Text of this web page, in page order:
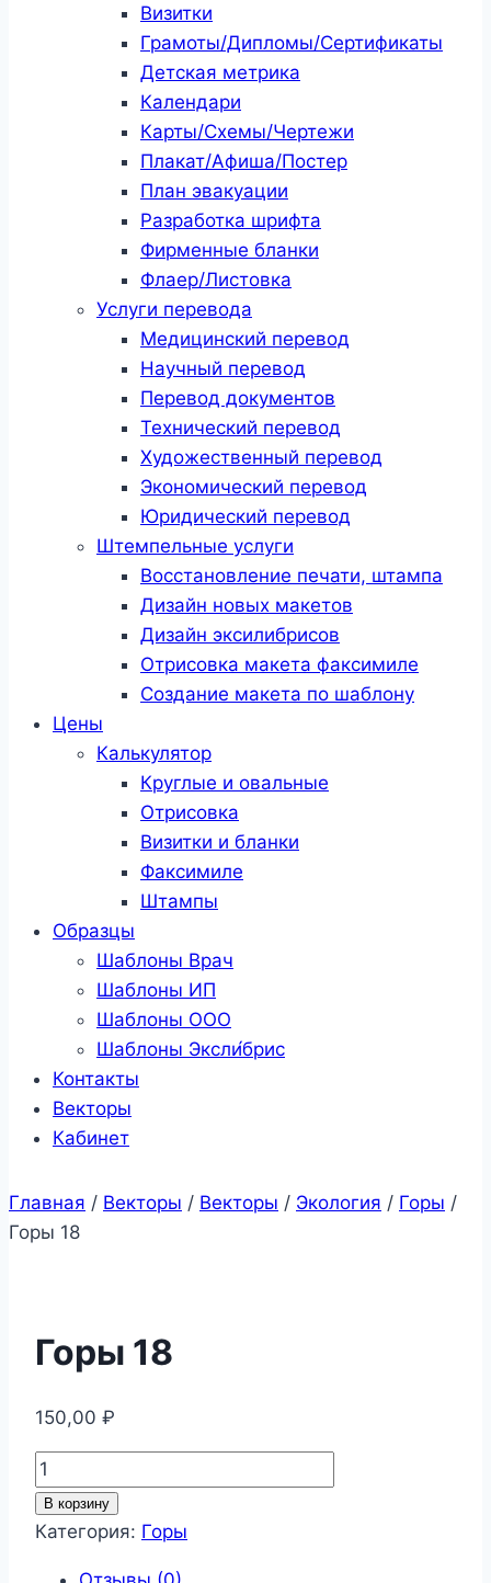
Визитки
Грамоты/Дипломы/Сертификаты
Детская метрика
Календари
Карты/Схемы/Чертежи
Плакат/Афиша/Постер
План эвакуации
Разработка шрифта
Фирменные бланки
Флаер/Листовка
Услуги перевода
Медицинский перевод
Научный перевод
Перевод документов
Технический перевод
Художественный перевод
Экономический перевод
Юридический перевод
Штемпельные услуги
Восстановление печати, штампа
Дизайн новых макетов
Дизайн эксилибрисов
Отрисовка макета факсимиле
Создание макета по шаблону
Цены
Калькулятор
Круглые и овальные
Отрисовка
Визитки и бланки
Факсимиле
Штампы
Образцы
Шаблоны Врач
Шаблоны ИП
Шаблоны ООО
Шаблоны Эксли́брис
Контакты
Векторы
Кабинет
Главная / Векторы / Векторы / Экология / Горы /
Горы 18
Горы 18
150,00 ₽
Количество
товара
Горы
В корзину
Категория: Горы